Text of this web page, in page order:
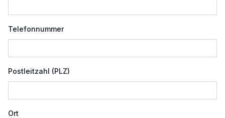
Telefonnummer
Postleitzahl (PLZ)
Ort